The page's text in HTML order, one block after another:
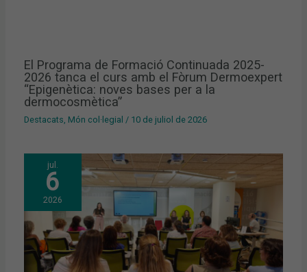
El Programa de Formació Continuada 2025-
2026 tanca el curs amb el Fòrum Dermoexpert
“Epigenètica: noves bases per a la
dermocosmètica”
Destacats Món col·legial / 10 de juliol de 2026
jul.
6
2026